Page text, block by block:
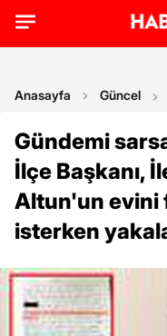
Anasayfa Güncel
Gündemi
İlçe Başkanı,
Altun'un
isterken